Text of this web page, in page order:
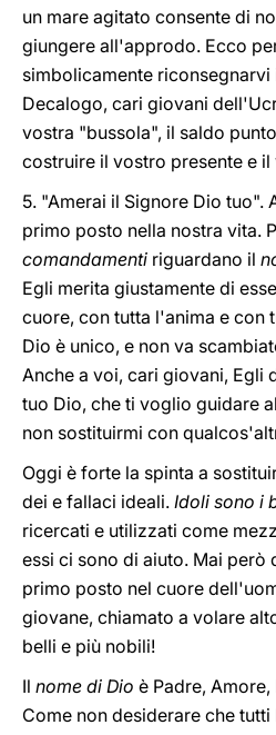
un mare agitato consente di
giungere all'approdo. Ecco
simbolicamente
Decalogo, cari giovani
vostra "bussola", il saldo
costruire il vostro presente e
5. "Amerai il Signore Dio tuo".
primo posto nella nostra vita.
comandamenti riguardano il
Egli merita giustamente di
cuore, con tutta l'anima e con
Dio è unico, e non va
Anche a voi, cari giovani, Egli
tuo Dio, che ti voglio guidare
non sostituirmi con
Oggi è forte la spinta a
dei e fallaci ideali. Idoli sono i
ricercati e utilizzati come
essi ci sono di aiuto. Mai però
primo posto nel cuore
giovane, chiamato a volare
belli e più nobili!
Il nome di Dio è Padre,
Come non desiderare che